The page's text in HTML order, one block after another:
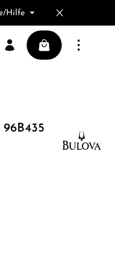
Hilfe
0 Produkte auf dem
Warenkorb